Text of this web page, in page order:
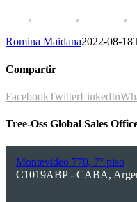
Romina Maidana2022-08-
Compartir
FacebookTwitterLinkedIn
Tree-Oss Global Sales
Montevideo 770, 7° piso
C1019ABP - CABA,